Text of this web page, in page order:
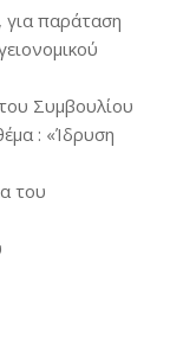
για παράταση
Συμβουλίου
: «Ίδρυση
του